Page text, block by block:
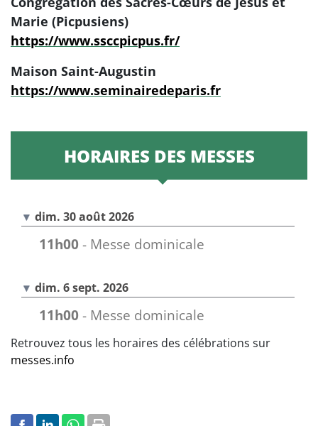
Marie (Picpusiens)
https://www.ssccpicpus.fr/
Maison Saint-Augustin
https://www.seminairedeparis.fr
HORAIRES DES MESSES
dim. 30 août 2026
11h00 - Messe dominicale
dim. 6 sept. 2026
11h00 - Messe dominicale
Retrouvez tous les horaires des célébrations sur
messes.info